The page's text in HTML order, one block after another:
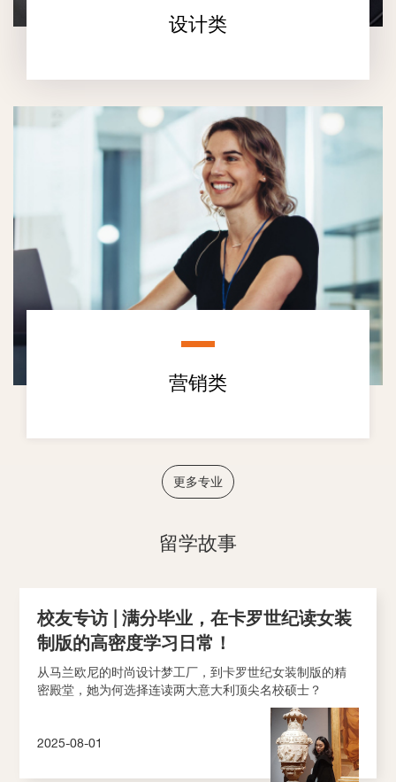
设计类
营销类
更多专业
留学故事
校友专访 | 满分毕业，在卡罗世纪读女装
制版的高密度学习日常！
从马兰欧尼的时尚设计梦工厂，到卡罗世纪女装制版的精
密殿堂，她为何选择连读两大意大利顶尖名校硕士？
2025-08-01